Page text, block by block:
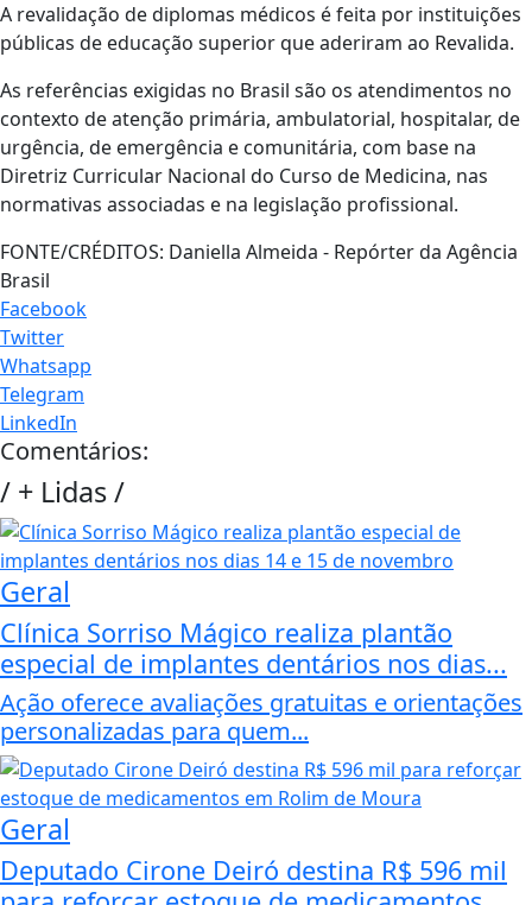
A revalidação de diplomas médicos é feita por instituições
públicas de educação superior que aderiram ao Revalida.
As referências exigidas no Brasil são os atendimentos no
contexto de atenção primária, ambulatorial, hospitalar, de
urgência, de emergência e comunitária, com base na
Diretriz Curricular Nacional do Curso de Medicina, nas
normativas associadas e na legislação profissional.
FONTE/CRÉDITOS: Daniella Almeida - Repórter da Agência
Brasil
Facebook
Twitter
Whatsapp
Telegram
LinkedIn
Comentários:
/ + Lidas/
Geral
Clínica Sorriso Mágico realiza plantão
especial de implantes dentários nos dias...
Ação oferece avaliações gratuitas e orientações
personalizadas para quem...
Geral
Deputado Cirone Deiró destina R$ 596 mil